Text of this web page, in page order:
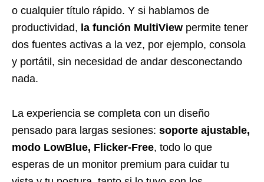
o cualquier título rápido. Y si hablamos de
productividad, la función MultiView permite tener
dos fuentes activas a la vez, por ejemplo, consola
y portátil, sin necesidad de andar desconectando
nada.
La experiencia se completa con un diseño
pensado para largas sesiones: soporte ajustable,
modo LowBlue, Flicker-Free, todo lo que
esperas de un monitor premium para cuidar tu